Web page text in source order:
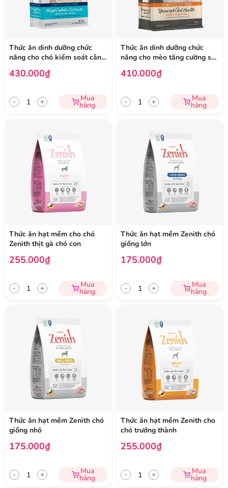
Thức ăn dinh dưỡng chức
năng cho chó kiểm soát cân
tiêu hóa
430.000₫
- + Mua
hàng
Thức ăn dinh dưỡng chức
năng cho mèo tăng cường sức
410.000₫
- + Mua
hàng
Thức ăn hạt mềm cho chó
Zenith thịt gà chó con
255.000₫
- + Mua
hàng
Thức ăn hạt mềm Zenith chó
giống lớn
175.000₫
- + Mua
hàng
Thức ăn hạt mềm Zenith chó
giống nhỏ
175.000₫
- + Mua
hàng
Thức ăn hạt mềm Zenith cho
chó trưởng thành
255.000₫
- + Mua
hàng